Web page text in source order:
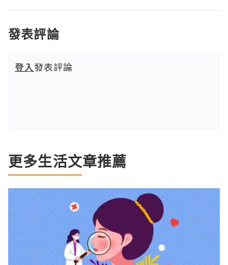
發表評論
登入發表評論
更多生活文章推薦